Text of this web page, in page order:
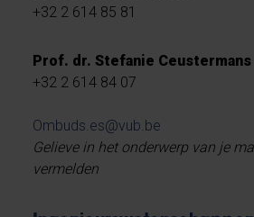
+32 2 614 85 81
Prof. dr. Stefanie Ceustermans
+32 2 614 84 07
Ombuds.es@vub.be
Gelieve in het onderwerp van je
vermelden